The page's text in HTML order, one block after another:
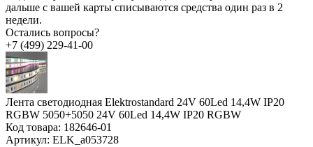
дальше с вашей карты списываются средства один раз в 2
недели.
Остались вопросы?
+7 (499) 229-41-00
Лента светодиодная Elektrostandard 24V 60Led 14,4W IP20
RGBW 5050+5050 24V 60Led 14,4W IP20 RGBW
Код товара: 182646-01
Артикул: ELK_a053728